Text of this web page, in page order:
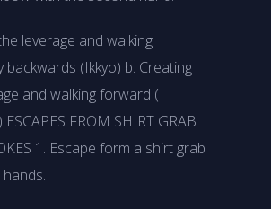
leverage and walking
backwards (Ikkyo) b. Creating
and walking forward (
FROM SHIRT GRAB
1. Escape form a shirt grab